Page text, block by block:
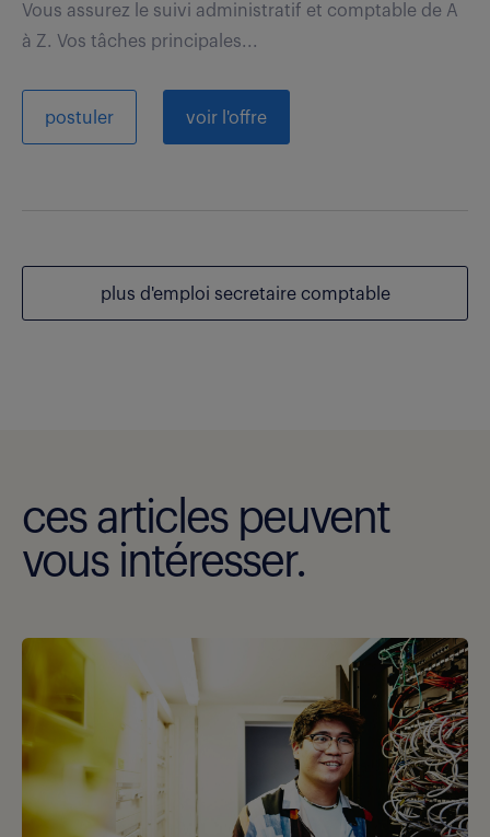
Vous assurez le suivi administratif et comptable de A
à Z. Vos tâches principales...
postuler voir l'offre
plus d'emploi secretaire comptable
ces articles peuvent
vous intéresser.